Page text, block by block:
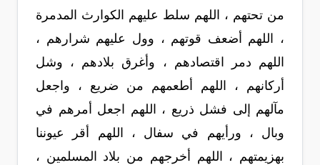
من تحتهم ، اللهم سلط عليهم الكوارث المدمرة
، اللهم أضعف قوتهم ، وول عليهم شرارهم ،
اللهم دمر اقتصادهم ، وأغرق بلادهم ، وشل
أركانهم ، اللهم أطعمهم من ضريع ، واجعل
مآلهم إلى فشل ذريع ، اللهم اجعل أمرهم في
وبال ، ورأيهم في سفال ، اللهم أقر عيوننا
بهزيمتهم ، اللهم أخرجهم من بلاد المسلمين ،